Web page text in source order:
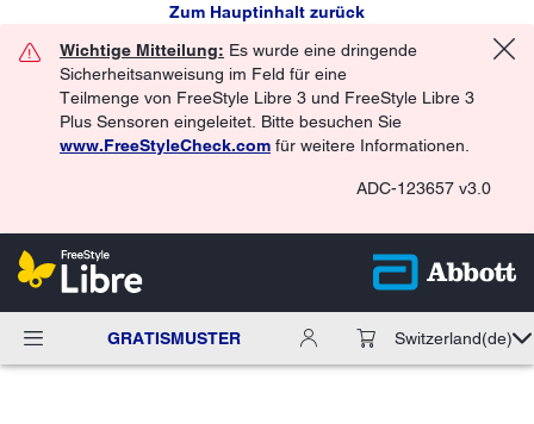
Zum Hauptinhalt zurück
Wichtige Mitteilung: Es wurde eine dringende
Sicherheitsanweisung im Feld für eine
Teilmenge von FreeStyle Libre 3 und FreeStyle Libre 3
Plus Sensoren eingeleitet. Bitte besuchen Sie
www.FreeStyleCheck.com für weitere Informationen.
ADC-123657 v3.0
GRATISMUSTER Switzerland(de)